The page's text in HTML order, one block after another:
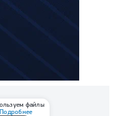
файлы
Подробнее